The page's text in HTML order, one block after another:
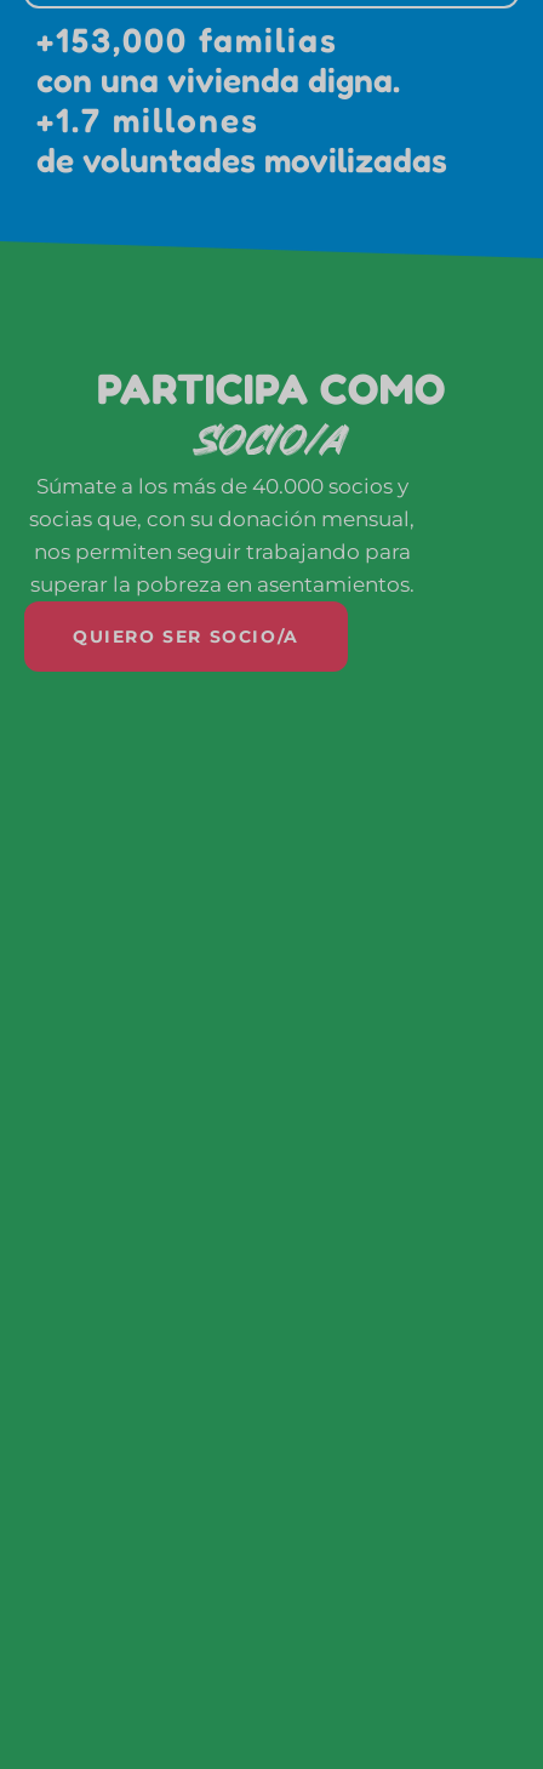
con una vivienda digna.
+153,000 familias
de voluntades movilizadas
+1.7 millones
PARTICIPA COMO
SOCIO/A
Súmate a los más de 40.000 socios y
socias que, con su donación mensual,
nos permiten seguir trabajando para
superar la pobreza en asentamientos.
QUIERO SER SOCIO/A